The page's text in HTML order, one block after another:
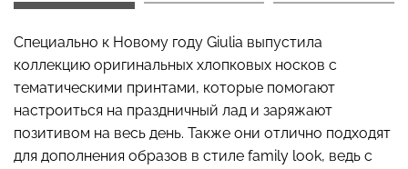
Специально к Новому году Giulia выпустила
коллекцию оригинальных хлопковых носков с
тематическими принтами, которые помогают
настроиться на праздничный лад и заряжают
позитивом на весь день. Также они отлично подходят
для дополнения образов в стиле family look, ведь с